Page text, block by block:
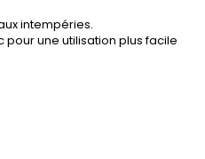
intempéries.
une utilisation plus facile